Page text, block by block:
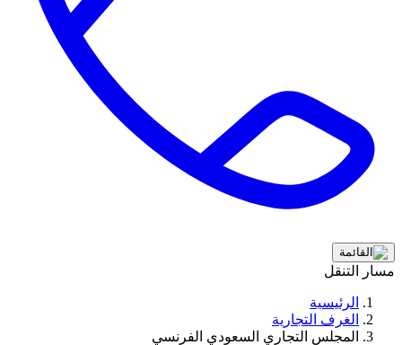
مسار التنقل
الرئيسية
الغرف التجارية
المجلس التجاري السعودي الفرنسي